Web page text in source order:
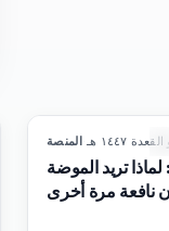
المنصة ·
تريد الموضة
نافعة مرة أخرى